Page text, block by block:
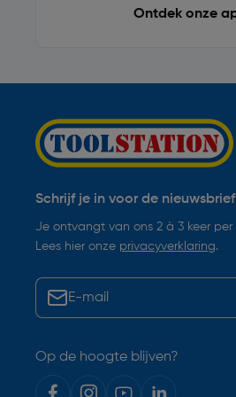
Ontdek onze
Schrijf je in voor de
Je ontvangt van ons 2 à 3 keer
Lees hier onze privacyverklaring.
Op de hoogte blijven?